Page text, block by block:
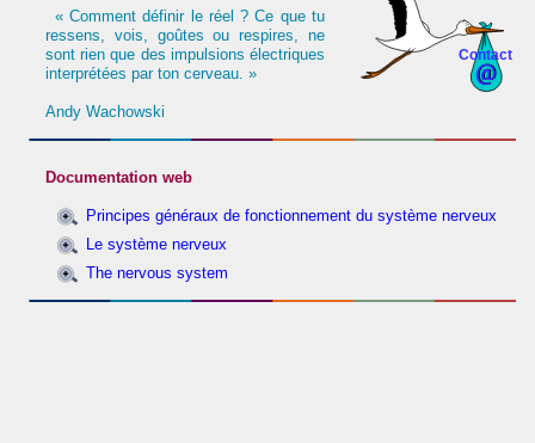
Contact
« Comment définir le réel ? Ce que tu
ressens, vois, goûtes ou respires, ne
sont rien que des impulsions électriques
interprétées par ton cerveau. »
Andy Wachowski
Documentation web
Principes généraux de fonctionnement du système nerveux
Le système nerveux
The nervous system